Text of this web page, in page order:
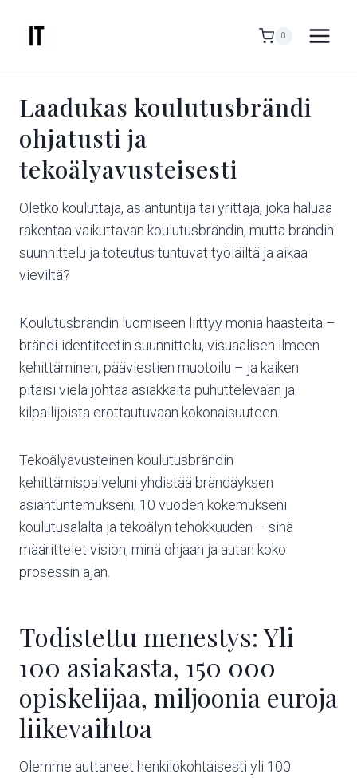
sisältöön
0
Laadukas koulutusbrändi
ohjatusti ja
tekoälyavusteisesti
Oletko kouluttaja, asiantuntija tai yrittäjä, joka haluaa
rakentaa vaikuttavan koulutusbrändin, mutta brändin
suunnittelu ja toteutus tuntuvat työläiltä ja aikaa
vieviltä?
Koulutusbrändin luomiseen liittyy monia haasteita –
brändi-identiteetin suunnittelu, visuaalisen ilmeen
kehittäminen, pääviestien muotoilu – ja kaiken
pitäisi vielä johtaa asiakkaita puhuttelevaan ja
kilpailijoista erottautuvaan kokonaisuuteen.
Tekoälyavusteinen koulutusbrändin
kehittämispalveluni yhdistää brändäyksen
asiantuntemukseni, 10 vuoden kokemukseni
koulutusalalta ja tekoälyn tehokkuuden – sinä
määrittelet vision, minä ohjaan ja autan koko
prosessin ajan.
Todistettu menestys: Yli
100 asiakasta, 150 000
opiskelijaa, miljoonia euroja
liikevaihtoa
Olemme auttaneet henkilökohtaisesti yli 100